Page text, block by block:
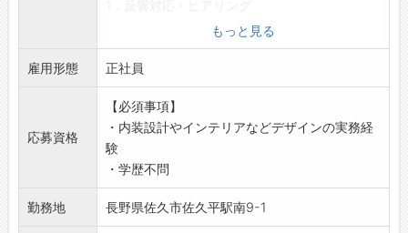
い社員が多い職場です。
・中途入社の社員も多数活躍しており、定着率
の高さが自慢です◎
■住宅営業部／2023年入社
「挑戦する気持ちを本気で応援してくれる会社
です。
家づくりへの考え方や、お客様に誠実に向き
合う姿勢に惹かれ、『ここなら自分が理想とす
・ホームページや広告からの問い合わせ対応や
イベントでの対応
・お客様のご希望条件などのヒアリング（設
備・仕様、間取り、予算など）
◎ホームページや広告からの来客のため、飛び
込み営業は一切ありません！
2．現場調査・提案
・ヒアリング内容に基づき、工事を行う現場の
調査
・お客様にプランや見積もりの提案
もっと見る
雇用形態 正社員
応募資格
【必須事項】
・内装設計やインテリアなどデザインの実務経
験
・学歴不問
勤務地 長野県佐久市佐久平駅南9-1